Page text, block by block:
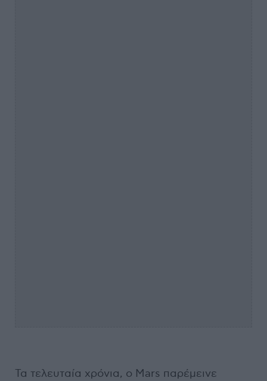
Τα τελευταία χρόνια, ο Mars παρέμεινε